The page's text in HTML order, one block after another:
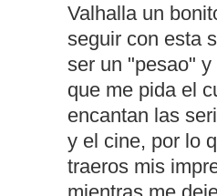
Valhalla un
seguir con esta
ser un "pesao"
que me pida el
encantan las
y el cine, por lo
traeros mis